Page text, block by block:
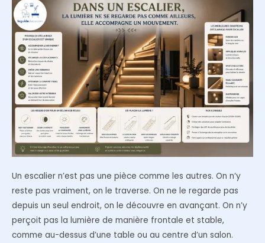
un
salon
Un escalier n’est pas une pièce comme les autres. On n’y
reste pas vraiment, on le traverse. On ne le regarde pas
depuis un seul endroit, on le découvre en avançant. On n’y
perçoit pas la lumière de manière frontale et stable,
comme au-dessus d’une table ou au centre d’un salon.